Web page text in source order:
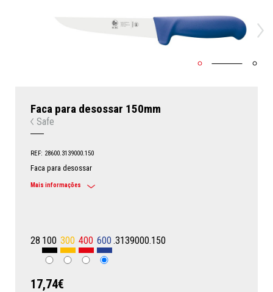
Faca para desossar 150mm
Safe
REF: 28600.3139000.150
Faca para desossar
Mais informações
28 100 300 400 600 .3139000.150
17,74€